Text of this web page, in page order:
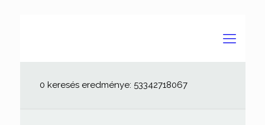
0 keresés eredménye: 53342718067